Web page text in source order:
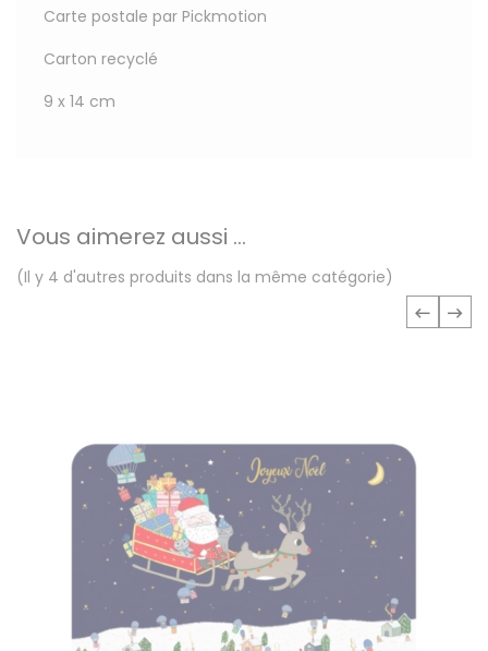
Carte postale par Pickmotion
Carton recyclé
9 x 14 cm
Vous aimerez aussi ...
(Il y 4 d'autres produits dans la même catégorie)